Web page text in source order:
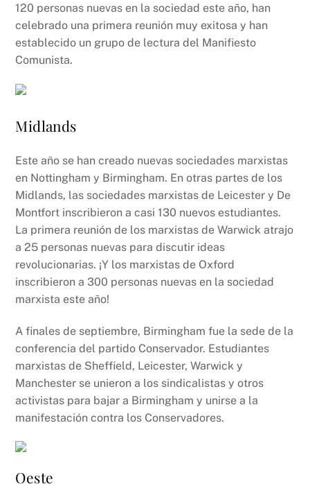
120 personas nuevas en la sociedad este año, han
celebrado una primera reunión muy exitosa y han
establecido un grupo de lectura del Manifiesto
Comunista.
Midlands
Este año se han creado nuevas sociedades marxistas
en Nottingham y Birmingham. En otras partes de los
Midlands, las sociedades marxistas de Leicester y De
Montfort inscribieron a casi 130 nuevos estudiantes.
La primera reunión de los marxistas de Warwick atrajo
a 25 personas nuevas para discutir ideas
revolucionarias. ¡Y los marxistas de Oxford
inscribieron a 300 personas nuevas en la sociedad
marxista este año!
A finales de septiembre, Birmingham fue la sede de la
conferencia del partido Conservador. Estudiantes
marxistas de Sheffield, Leicester, Warwick y
Manchester se unieron a los sindicalistas y otros
activistas para bajar a Birmingham y unirse a la
manifestación contra los Conservadores.
Oeste